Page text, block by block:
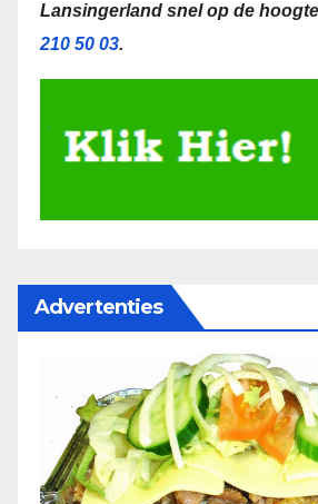
Lansingerland snel op de
210 50 03.
Advertenties